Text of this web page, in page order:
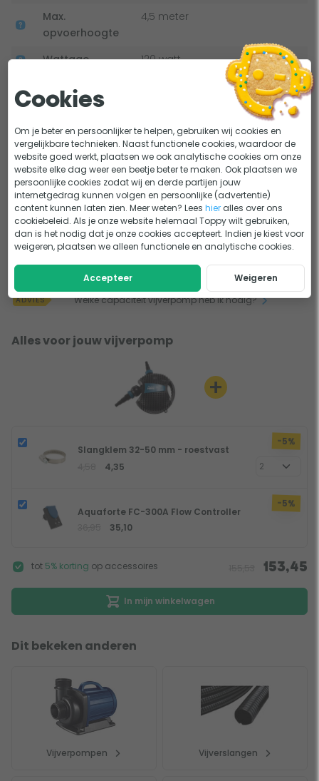
Max.
opvoerhoogte
4,5 meter
Wattage 120 watt
Plaatsing
In de vijver, Buiten de vijver
onder waterniveau
Max. inhoud
natuurvijver
50 m3
Max. inhoud
visvijver
30 m3
Max. inhoud
koivijver
20 m3
regelbaar
Bekijk alle specificaties
Handleiding en documenten
Handleiding
Alles over vijverpompen voor je vijver!
ADVIES Welke capaciteit vijverpomp heb ik nodig?
Alles voor jouw vijverpomp
+
-5%
Slangklem 32-50 mm - roestvast
4,35
-5%
Aquaforte FC-300A Flow Controller
35,10
tot 5% korting op accessoires 153,45
In mijn winkelwagen
Dit bekeken anderen
Vijverpompen Vijverslangen
Cookies
Om je beter en persoonlijker te helpen, gebruiken wij cookies en
vergelijkbare technieken. Naast functionele cookies, waardoor de
website goed werkt, plaatsen we ook analytische cookies om onze
website elke dag weer een beetje beter te maken. Ook plaatsen we
persoonlijke cookies zodat wij en derde partijen jouw
internetgedrag kunnen volgen en persoonlijke (advertentie)
content kunnen laten zien. Meer weten? Leeshier alles over ons
cookiebeleid. Als je onze website helemaal Toppy wilt gebruiken,
dan is het nodig dat je onze cookies accepteert. Indien je kiest voor
weigeren, plaatsen we alleen functionele en analytische cookies.
Accepteer Weigeren